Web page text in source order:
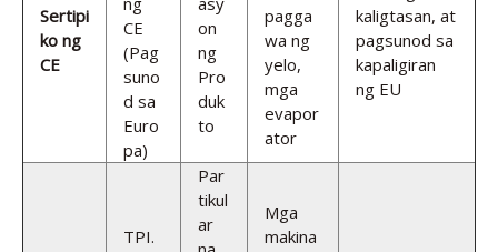
Sertipi
ko ng
CE
CE
(Pag
suno
d sa
Euro
pa)
on
ng
Pro
duk
to
pagga
wa ng
yelo,
mga
evapor
ator
kaligtasan, at
pagsunod sa
kapaligiran
ng EU
TPΙ.
Par
tikul
ar
Mga
makina